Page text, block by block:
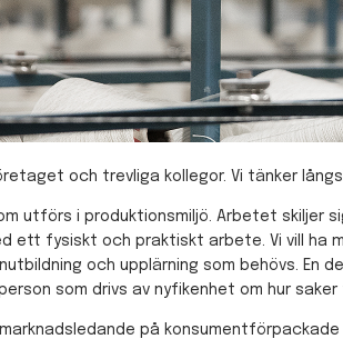
och trevliga kollegor. Vi tänker
utförs i produktionsmiljö. Arbetet skiljer
ett fysiskt och praktiskt arbete. Vi vill ha
och upplärning som behövs.
som drivs av nyfikenhet om hur
på